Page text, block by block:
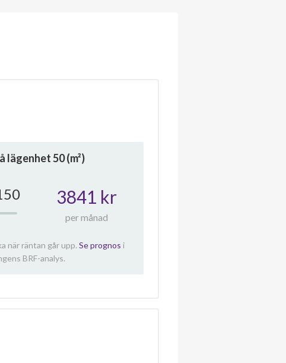
lägenhet50(m²)
3841 kr
per månad
när räntan går upp. Se prognos i
BRF-analys.